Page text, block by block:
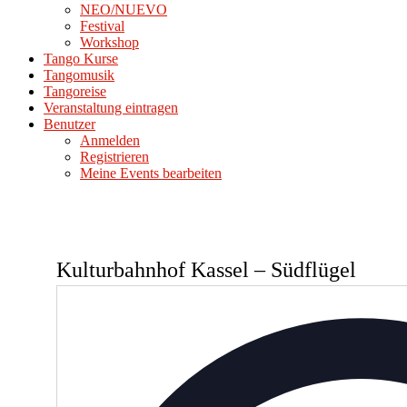
NEO/NUEVO
Festival
Workshop
Tango Kurse
Tangomusik
Tangoreise
Veranstaltung eintragen
Benutzer
Anmelden
Registrieren
Meine Events bearbeiten
Kulturbahnhof Kassel – Südflügel